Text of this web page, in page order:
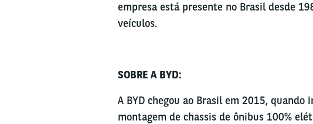
empresa está presente no Brasil desde
veículos.
SOBRE A BYD:
A BYD chegou ao Brasil em 2015,
montagem de chassis de ônibus 100%